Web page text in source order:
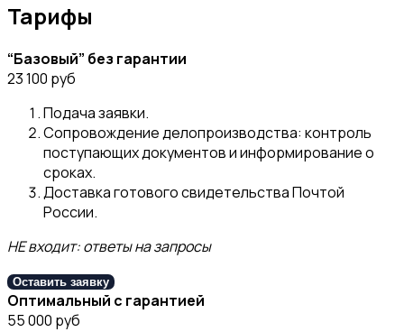
Тарифы
“Базовый” без гарантии
23 100 руб
Подача заявки.
Сопровождение делопроизводства: контроль
поступающих документов и информирование о
сроках.
Доставка готового свидетельства Почтой
России.
НЕ входит: ответы на запросы
Оставить заявку
Оптимальный с гарантией
55 000 руб